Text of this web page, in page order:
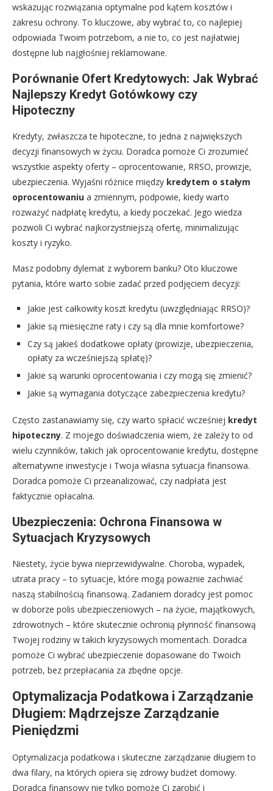
wskazując rozwiązania optymalne pod kątem kosztów i
zakresu ochrony. To kluczowe, aby wybrać to, co najlepiej
odpowiada Twoim potrzebom, a nie to, co jest najłatwiej
dostępne lub najgłośniej reklamowane.
Porównanie Ofert Kredytowych: Jak Wybrać
Najlepszy Kredyt Gotówkowy czy
Hipoteczny
Kredyty, zwłaszcza te hipoteczne, to jedna z największych
decyzji finansowych w życiu. Doradca pomoże Ci zrozumieć
wszystkie aspekty oferty – oprocentowanie, RRSO, prowizje,
ubezpieczenia. Wyjaśni różnice między kredytem o stałym
oprocentowaniu a zmiennym, podpowie, kiedy warto
rozważyć nadpłatę kredytu, a kiedy poczekać. Jego wiedza
pozwoli Ci wybrać najkorzystniejszą ofertę, minimalizując
koszty i ryzyko.
Masz podobny dylemat z wyborem banku? Oto kluczowe
pytania, które warto sobie zadać przed podjęciem decyzji:
Jakie jest całkowity koszt kredytu (uwzględniając RRSO)?
Jakie są miesięczne raty i czy są dla mnie komfortowe?
Czy są jakieś dodatkowe opłaty (prowizje, ubezpieczenia,
opłaty za wcześniejszą spłatę)?
Jakie są warunki oprocentowania i czy mogą się zmienić?
Jakie są wymagania dotyczące zabezpieczenia kredytu?
Często zastanawiamy się, czy warto spłacić wcześniej kredyt
hipoteczny. Z mojego doświadczenia wiem, że zależy to od
wielu czynników, takich jak oprocentowanie kredytu, dostępne
alternatywne inwestycje i Twoja własna sytuacja finansowa.
Doradca pomoże Ci przeanalizować, czy nadpłata jest
faktycznie opłacalna.
Ubezpieczenia: Ochrona Finansowa w
Sytuacjach Kryzysowych
Niestety, życie bywa nieprzewidywalne. Choroba, wypadek,
utrata pracy – to sytuacje, które mogą poważnie zachwiać
naszą stabilnością finansową. Zadaniem doradcy jest pomoc
w doborze polis ubezpieczeniowych – na życie, majątkowych,
zdrowotnych – które skutecznie ochronią płynność finansową
Twojej rodziny w takich kryzysowych momentach. Doradca
pomoże Ci wybrać ubezpieczenie dopasowane do Twoich
potrzeb, bez przepłacania za zbędne opcje.
Optymalizacja Podatkowa i Zarządzanie
Długiem: Mądrzejsze Zarządzanie
Pieniędzmi
Optymalizacja podatkowa i skuteczne zarządzanie długiem to
dwa filary, na których opiera się zdrowy budżet domowy.
Doradca finansowy nie tylko pomoże Ci zarobić i